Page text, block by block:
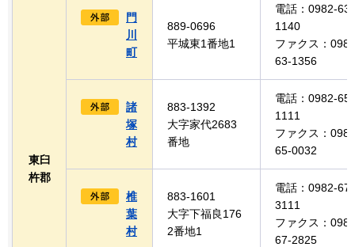
東臼
杵郡
門
川
町
889-0696
平城東1番地1
電話：0982-63-
1140
ファクス：
63-1356
諸
塚
村
883-1392
大字家代2683
番地
電話：0982-65-
1111
ファクス：
65-0032
椎
葉
村
883-1601
大字下福良176
2番地1
電話：0982-67-
3111
ファクス：
67-2825